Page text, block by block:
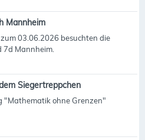
Mannheim
03.06.2026 besuchten die
7d Mannheim.
Siegertreppchen
"Mathematik ohne Grenzen"